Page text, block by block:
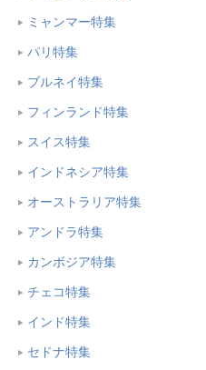
ミャンマー特集
パリ特集
ブルネイ特集
フィンランド特集
スイス特集
インドネシア特集
オーストラリア特集
アンドラ特集
カンボジア特集
チェコ特集
インド特集
セドナ特集